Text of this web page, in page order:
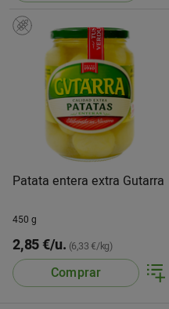
Patata entera extra Gutarra
450 g
2,85 €/u. (6,33 €/kg)
Comprar